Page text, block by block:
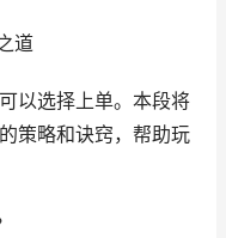
道
以选择上单。本段将
策略和诀窍，帮助玩